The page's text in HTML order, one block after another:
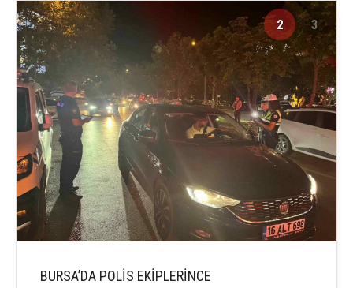
2 3
BURSA’DA POLİS EKİPLERİNCE